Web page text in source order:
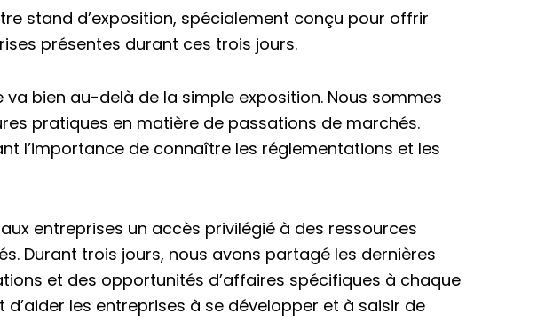
stand d’exposition, spécialement conçu pour offrir
présentes durant ces trois jours.
va bien au-delà de la simple exposition. Nous sommes
pratiques en matière de passations de marchés.
l’importance de connaître les réglementations et les
entreprises un accès privilégié à des ressources
Durant trois jours, nous avons partagé les dernières
et des opportunités d’affaires spécifiques à chaque
les entreprises à se développer et à saisir de